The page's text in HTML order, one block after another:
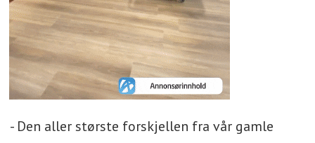
- Den aller største forskjellen fra vår gamle